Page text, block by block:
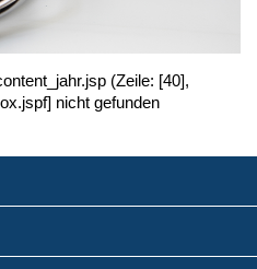
(Zeile: [40],
nicht gefunden